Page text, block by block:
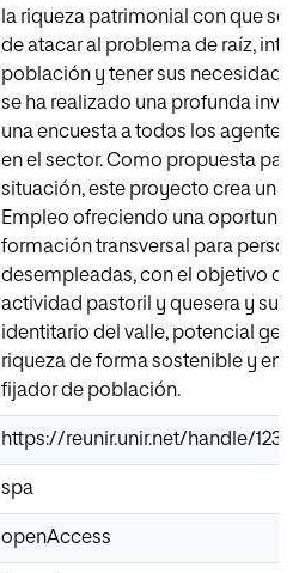
la riqueza patrimonial con que se
de atacar al problema de raíz,
población y tener sus
se ha realizado una profunda
una encuesta a todos los
en el sector. Como propuesta
situación, este proyecto crea un
Empleo ofreciendo una
formación transversal para
desempleadas, con el objetivo
actividad pastoril y quesera y su
identitario del valle, potencial
riqueza de forma sostenible y
fijador de población.
https://reunir.unir.net/handle/
spa
openAccess